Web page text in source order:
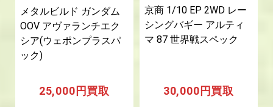
メタルビルド ガンダム
OOV アヴァランチエク
シア(ウェポンプラスパ
ック)
25,000円買取
京商 1/10 EP 2WD レー
シングバギー アルティ
マ 87 世界戦スペック
30,000円買取